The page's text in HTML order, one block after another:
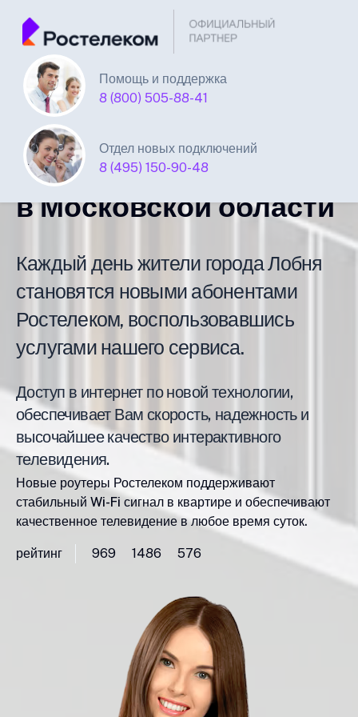
Помощь и поддержка
8 (800) 505-88-41
Отдел новых подключений
8 (495) 150-90-48
Единая Система
Подключений
интернета Ростелеком
в Московской области
Каждый день жители города Лобня
становятся новыми абонентами
Ростелеком, воспользовавшись
услугами нашего сервиса.
Доступ в интернет по новой технологии,
обеспечивает Вам скорость, надежность и
высочайшее качество интерактивного
телевидения.
Новые роутеры Ростелеком поддерживают
стабильный Wi-Fi сигнал в квартире и обеспечивают
качественное телевидение в любое время суток.
рейтинг 969 1486 576